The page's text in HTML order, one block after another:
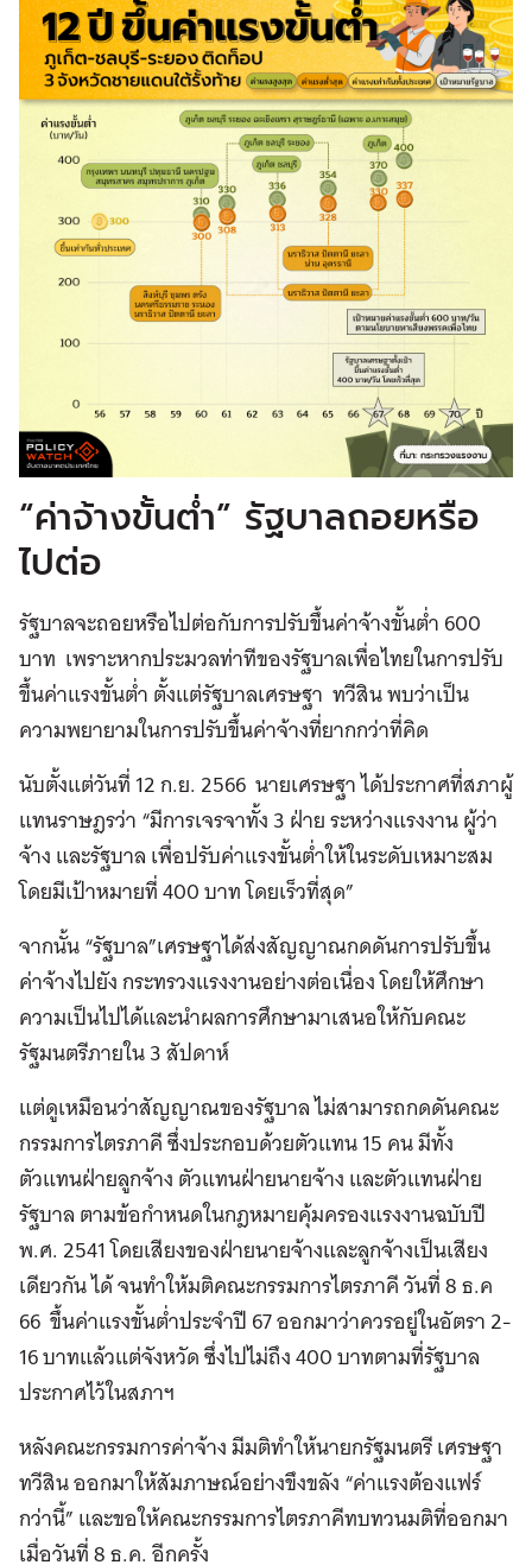
“ค่าจ้างขั้นต่ำ” รัฐบาลถอยหรือ
ไปต่อ
รัฐบาลจะถอยหรือไปต่อกับการปรับขึ้นค่าจ้างขั้นต่ำ 600
บาท เพราะหากประมวลท่าทีของรัฐบาลเพื่อไทยในการปรับ
ขึ้นค่าแรงขั้นต่ำ ตั้งแต่รัฐบาลเศรษฐา ทวีสิน พบว่าเป็น
ความพยายามในการปรับขึ้นค่าจ้างที่ยากกว่าที่คิด
นับตั้งแต่วันที่ 12 ก.ย. 2566 นายเศรษฐา ได้ประกาศที่สภาผู้
แทนราษฎรว่า “มีการเจรจาทั้ง 3 ฝ่าย ระหว่างแรงงาน ผู้ว่า
จ้าง และรัฐบาล เพื่อปรับค่าแรงขั้นต่ำให้ในระดับเหมาะสม
โดยมีเป้าหมายที่ 400 บาท โดยเร็วที่สุด”
จากนั้น “รัฐบาล”เศรษฐาได้ส่งสัญญาณกดดันการปรับขึ้น
ค่าจ้างไปยัง กระทรวงแรงงานอย่างต่อเนื่อง โดยให้ศึกษา
ความเป็นไปได้และนำผลการศึกษามาเสนอให้กับคณะ
รัฐมนตรีภายใน 3 สัปดาห์
แต่ดูเหมือนว่าสัญญาณของรัฐบาล ไม่สามารถกดดันคณะ
กรรมการไตรภาคี ซึ่งประกอบด้วยตัวแทน 15 คน มีทั้ง
ตัวแทนฝ่ายลูกจ้าง ตัวแทนฝ่ายนายจ้าง และตัวแทนฝ่าย
รัฐบาล ตามข้อกำหนดในกฎหมายคุ้มครองแรงงานฉบับปี
พ.ศ. 2541 โดยเสียงของฝ่ายนายจ้างและลูกจ้างเป็นเสียง
เดียวกัน ได้ จนทำให้มติคณะกรรมการไตรภาคี วันที่ 8 ธ.ค
66 ขึ้นค่าแรงขั้นต่ำประจำปี 67 ออกมาว่าควรอยู่ในอัตรา 2-
16 บาทแล้วแต่จังหวัด ซึ่งไปไม่ถึง 400 บาทตามที่รัฐบาล
ประกาศไว้ในสภาฯ
หลังคณะกรรมการค่าจ้าง มีมติทำให้นายกรัฐมนตรี เศรษฐา
ทวีสิน ออกมาให้สัมภาษณ์อย่างขึงขลัง “ค่าแรงต้องแฟร์
กว่านี้” และขอให้คณะกรรมการไตรภาคีทบทวนมติที่ออกมา
เมื่อวันที่ 8 ธ.ค. อีกครั้ง